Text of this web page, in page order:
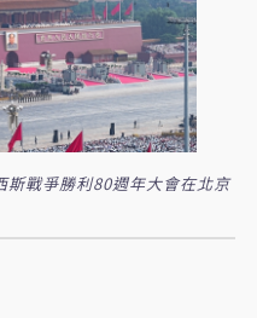
斯戰爭勝利80週年大會在北京